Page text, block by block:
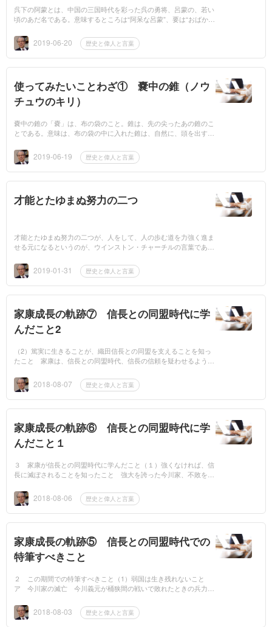
呉下の阿蒙とは、中国の三国時代を彩った呉の勇将、呂蒙の、若い
頃のあだ名である。意味するところは“阿呆な呂蒙”、要は“おばかさ
た。ここから“阿蒙...
2019-06-20 歴史と偉人と言葉
使ってみたいことわざ① 嚢中の錐（ノウ
チュウのキリ）
嚢中の錐の「嚢」は、布の袋のこと。錐は、先の尖ったあの錐のこ
とである。意味は、布の袋の中に入れた錐は、自然に、頭を出すこ
「君は、嚢中の...
2019-06-19 歴史と偉人と言葉
才能とたゆまぬ努力の二つ
才能とたゆまぬ努力の二つが、人をして、人の歩む道を力強く進ま
せる元になるというのが、ウインストン・チャーチルの言葉であ
チェンバレンが辞任...
2019-01-31 歴史と偉人と言葉
家康成長の軌跡⑦ 信長との同盟時代に学
んだこと2
（2）篤実に生きることが、織田信長との同盟を支えることを知っ
たこと 家康は、信長との同盟時代、信長の信頼を疑わせるような
信長は、家康を...
2018-08-07 歴史と偉人と言葉
家康成長の軌跡⑥ 信長との同盟時代に学
んだこと１
３ 家康が信長との同盟時代に学んだこと（１）強くなければ、信
長に滅ぼされることを知ったこと 強大を誇った今川家、不敗を誇
八裂に粉砕...2018-08-06 歴史と偉人と言葉
家康成長の軌跡⑤ 信長との同盟時代での
特筆すべきこと
２ この期間での特筆すべきこと（1）弱国は生き残れないこと
ア 今川家の滅亡 今川義元が桶狭間の戦いで敗れたときの兵力は
強大なも...2018-08-03 歴史と偉人と言葉